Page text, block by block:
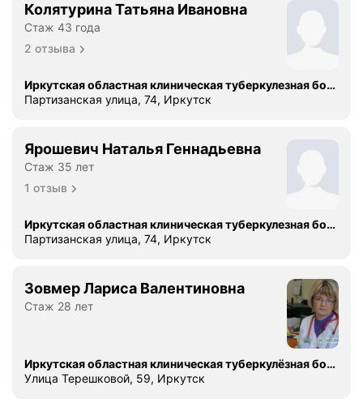
Колятурина Татьяна Ивановна
Стаж 43 года
2 отзыва
Иркутская областная клиническая туберкулезная больница, филиал № 1
Партизанская улица, 74, Иркутск
Ярошевич Наталья Геннадьевна
Стаж 35 лет
1 отзыв
Иркутская областная клиническая туберкулезная больница, филиал № 1
Партизанская улица, 74, Иркутск
Зовмер Лариса Валентиновна
Стаж 28 лет
Иркутская областная клиническая туберкулёзная больница
Улица Терешковой, 59, Иркутск